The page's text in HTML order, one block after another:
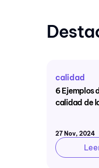
calidad
6 Ejemplos
calidad de
27 Nov, 2024